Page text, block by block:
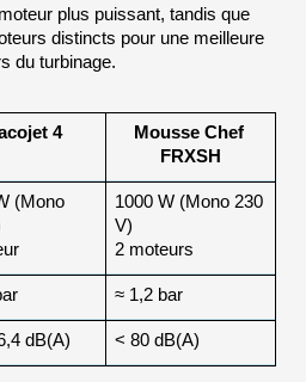
plus puissant, tandis que
distincts pour une meilleure
du turbinage.
4
Mousse Chef
FRXSH
(Mono
1000 W (Mono 230
V)
2 moteurs
≈ 1,2 bar
dB(A) < 80 dB(A)